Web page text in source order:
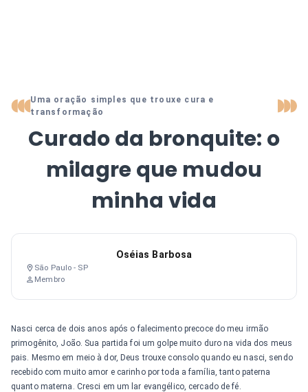
Uma oração simples que trouxe cura e
transformação
Curado da bronquite: o
milagre que mudou
minha vida
Oséias Barbosa
São Paulo - SP
Membro
Nasci cerca de dois anos após o falecimento precoce do meu irmão
primogênito, João. Sua partida foi um golpe muito duro na vida dos meus
pais. Mesmo em meio à dor, Deus trouxe consolo quando eu nasci, sendo
recebido com muito amor e carinho por toda a família, tanto paterna
quanto materna. Cresci em um lar evangélico, cercado de fé.